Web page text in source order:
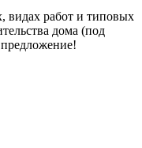
видах работ и типовых
дома (под